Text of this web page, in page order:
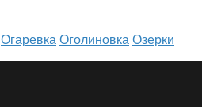
ОгаревкаОголиновкаОзерки